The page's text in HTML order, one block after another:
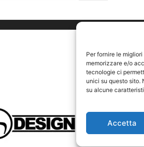
Per fornire le
memorizzare e/o
tecnologie ci
unici su questo sito.
su alcune
Accetta